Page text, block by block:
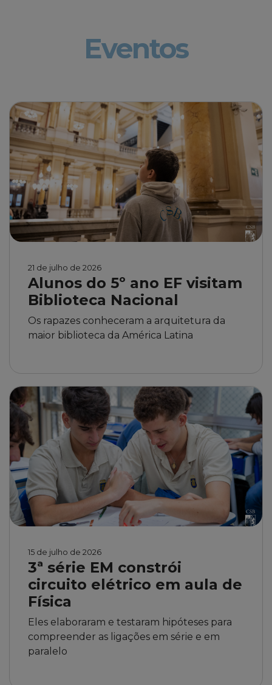
21 de julho de 2026
Alunos do 5º ano EF visitam
Os rapazes conheceram a arquitetura da
maior biblioteca da América Latina
15 de julho de 2026
3ª série EM constrói
Física
Eles elaboraram e testaram hipóteses para
compreender as ligações em série e em
paralelo